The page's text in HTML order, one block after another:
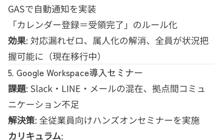
GASで自動通知を実装
「カレンダー登録＝受領完了」のルール化
効果: 対応漏れゼロ、属人化の解消、全員が状況把
握可能に（現在移行中）
5. Google Workspace導入セミナー
課題: Slack・LINE・メールの混在、拠点間コミュ
ニケーション不足
解決策: 全従業員向けハンズオンセミナーを実施
カリキュラム: